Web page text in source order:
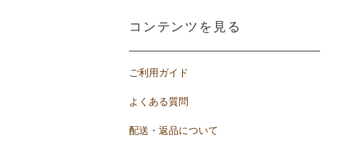
コンテンツを見る
ご利用ガイド
よくある質問
配送・返品について